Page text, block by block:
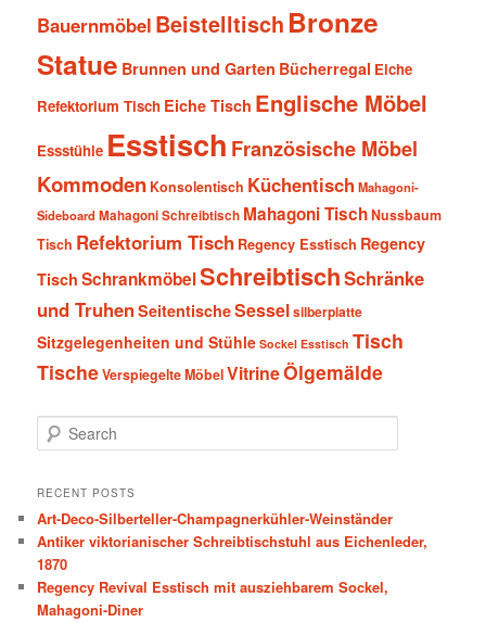
Bauernmöbel Beistelltisch Bronze
Statue Brunnen und Garten Bücherregal Eiche
Refektorium Tisch Eiche Tisch Englische Möbel
Essstühle Esstisch Französische Möbel
Kommoden Konsolentisch Küchentisch Mahagoni-
SideboardMahagoni Schreibtisch Mahagoni TischNussbaum
Tisch Refektorium Tisch Regency Esstisch Regency
Tisch SchrankmöbelSchreibtischSchränke
und TruhenSeitentischeSesselsilberplatte
Sitzgelegenheiten und Stühle Sockel Esstisch Tisch
TischeVerspiegelte MöbelVitrineÖlgemälde
e
r
h
RECENT POSTS
Art-Deco-Silberteller-Champagnerkühler-Weinständer
Antiker viktorianischer Schreibtischstuhl aus Eichenleder,
1870
Regency Revival Esstisch mit ausziehbarem Sockel,
Mahagoni-Diner